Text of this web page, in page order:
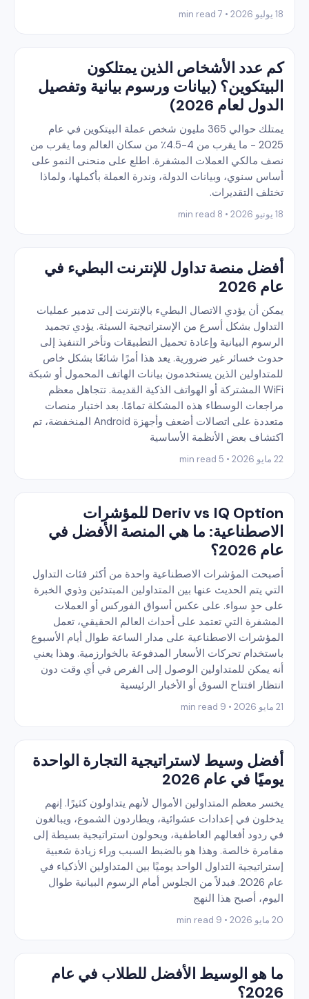
18 يوليو 2026 • 7 min read
كم عدد الأشخاص الذين يمتلكون
البيتكوين؟ (بيانات ورسوم بيانية وتفصيل
الدول لعام 2026)
يمتلك حوالي 365 مليون شخص عملة البيتكوين في عام
2025 - ما يقرب من 4-4.5٪ من سكان العالم وما يقرب من
نصف مالكي العملات المشفرة. اطلع على منحنى النمو على
أساس سنوي، وبيانات الدولة، وندرة العملة بأكملها، ولماذا
تختلف التقديرات.
18 يونيو 2026 • 8 min read
أفضل منصة تداول للإنترنت البطيء في
عام 2026
يمكن أن يؤدي الاتصال البطيء بالإنترنت إلى تدمير عمليات
التداول بشكل أسرع من الإستراتيجية السيئة. يؤدي تجميد
الرسوم البيانية وإعادة تحميل التطبيقات وتأخر التنفيذ إلى
حدوث خسائر غير ضرورية. يعد هذا أمرًا شائعًا بشكل خاص
للمتداولين الذين يستخدمون بيانات الهاتف المحمول أو شبكة
WiFi المشتركة أو الهواتف الذكية القديمة. تتجاهل معظم
مراجعات الوسطاء هذه المشكلة تمامًا. بعد اختبار منصات
متعددة على اتصالات أضعف وأجهزة Android المنخفضة، تم
اكتشاف بعض الأنظمة الأساسية
22 مايو 2026 • 5 min read
Deriv vs IQ Option للمؤشرات
الاصطناعية: ما هي المنصة الأفضل في
عام 2026؟
أصبحت المؤشرات الاصطناعية واحدة من أكثر فئات التداول
التي يتم الحديث عنها بين المتداولين المبتدئين وذوي الخبرة
على حدٍ سواء. على عكس أسواق الفوركس أو العملات
المشفرة التي تعتمد على أحداث العالم الحقيقي، تعمل
المؤشرات الاصطناعية على مدار الساعة طوال أيام الأسبوع
باستخدام تحركات الأسعار المدفوعة بالخوارزمية. وهذا يعني
أنه يمكن للمتداولين الوصول إلى الفرص في أي وقت دون
انتظار افتتاح السوق أو الأخبار الرئيسية
21 مايو 2026 • 9 min read
أفضل وسيط لاستراتيجية التجارة الواحدة
يوميًا في عام 2026
يخسر معظم المتداولين الأموال لأنهم يتداولون كثيرًا. إنهم
يدخلون في إعدادات عشوائية، ويطاردون الشموع، ويبالغون
في ردود أفعالهم العاطفية، ويحولون استراتيجية بسيطة إلى
مقامرة خالصة. وهذا هو بالضبط السبب وراء زيادة شعبية
إستراتيجية التداول الواحد يوميًا بين المتداولين الأذكياء في
عام 2026. فبدلاً من الجلوس أمام الرسوم البيانية طوال
اليوم، أصبح هذا النهج
20 مايو 2026 • 9 min read
ما هو الوسيط الأفضل للطلاب في عام
2026؟